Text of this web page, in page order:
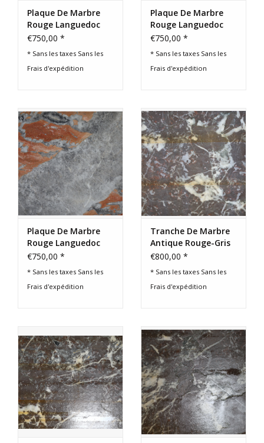
Plaque De Marbre
Rouge Languedoc
Antique
€750,00 *
* Sans les taxes Sans les
Frais d'expédition
Plaque De Marbre
Rouge Languedoc
Antique
€750,00 *
* Sans les taxes Sans les
Frais d'expédition
Plaque De Marbre
Rouge Languedoc
Antique
€750,00 *
* Sans les taxes Sans les
Frais d'expédition
Tranche De Marbre
Antique Rouge-Gris
– XIXe Siècle
€800,00 *
* Sans les taxes Sans les
Frais d'expédition